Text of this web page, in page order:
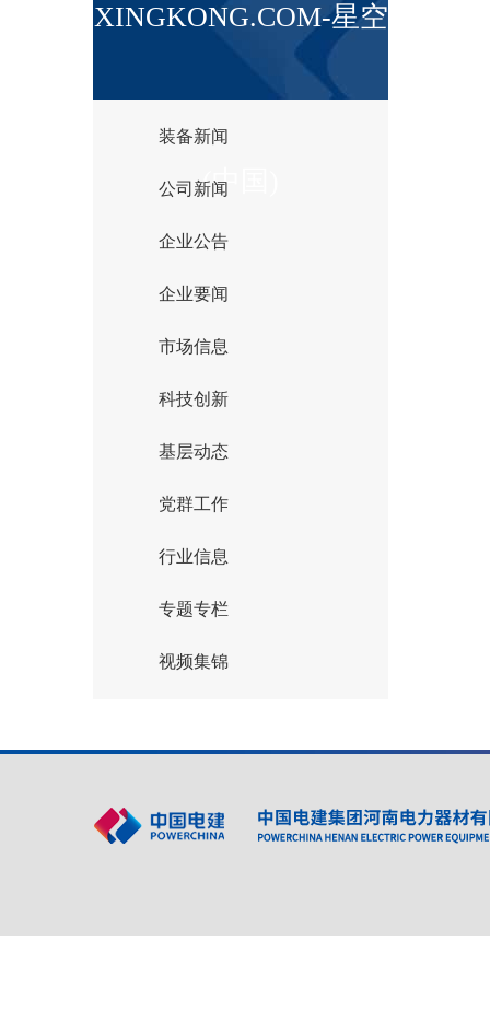
XINGKONG.COM-星空
(中国)
装备新闻
公司新闻
企业公告
企业要闻
市场信息
科技创新
基层动态
党群工作
行业信息
专题专栏
视频集锦